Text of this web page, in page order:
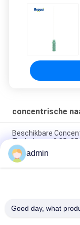
concentrische
Beschikbare
Toebehoren
EMG-
opname en analyse
Repusiemg
admin
Good day, what